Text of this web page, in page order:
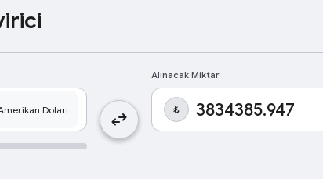
swap_horiz
Alınacak Miktar
₺